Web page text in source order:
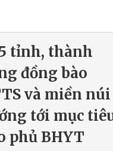
tỉnh, thành
đồng bào
và miền núi
tới mục
phủ BHYT